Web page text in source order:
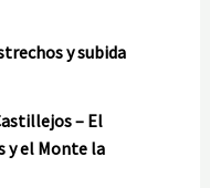
y subida
– El
y el Monte la